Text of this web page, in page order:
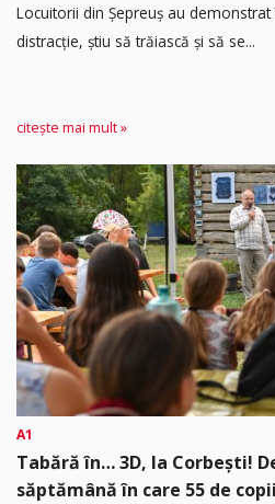
Locuitorii din Șepreuș au
distracție, știu să trăiască și să se...
citește mai mult »
A1
Tabără în… 3D, la Corbești!
săptămână în care 55 de